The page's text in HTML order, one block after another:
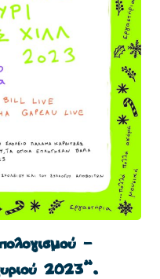
–
2023”.